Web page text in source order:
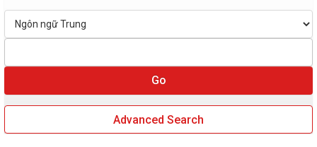
Advanced Search